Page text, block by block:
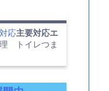
応主要対応エ
トイレつま